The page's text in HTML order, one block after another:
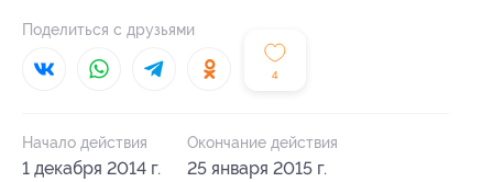
4
Поделиться с друзьями
Начало действия
1 декабря 2014 г.
Окончание действия
25 января 2015 г.